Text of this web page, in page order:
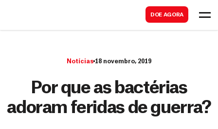
DOE AGORA
Notícias 18 novembro, 2019
Por que as bactérias
adoram feridas de guerra?
a